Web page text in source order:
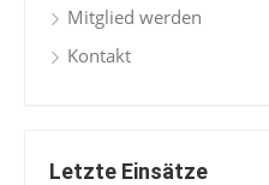
Mitglied werden
Kontakt
Letzte Einsätze